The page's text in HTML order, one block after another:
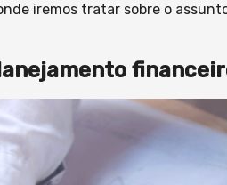
iremos tratar sobre o